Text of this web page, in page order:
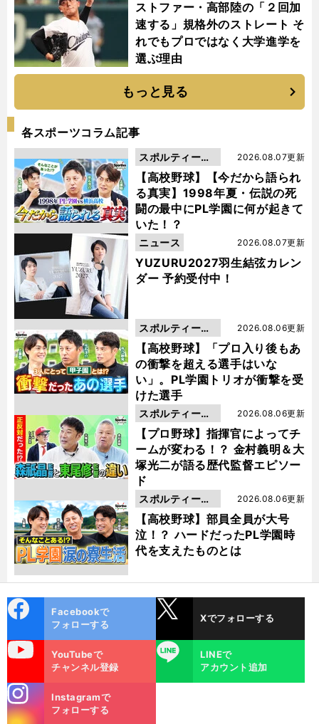
ストファー・高部陸の「２回加
速する」規格外のストレート そ
れでもプロではなく大学進学を
選ぶ理由
もっと見る
各スポーツコラム記事
【高校野球】【今だから語られ
る真実】1998年夏・伝説の死
闘の最中にPL学園に何が起きて
いた！？
2026.08.07更新
スポルティーバ
動画
YUZURU2027羽生結弦カレン
ダー 予約受付中！
2026.08.07更新
ニュース
【高校野球】「プロ入り後もあ
の衝撃を超える選手はいな
い」。PL学園トリオが衝撃を受
けた選手
2026.08.06更新
スポルティーバ
動画
【プロ野球】指揮官によってチ
ームが変わる！？ 金村義明＆大
塚光二が語る歴代監督エピソー
ド
2026.08.06更新
スポルティーバ
動画
【高校野球】部員全員が大号
泣！？ ハードだったPL学園時
代を支えたものとは
2026.08.06更新
スポルティーバ
動画
ok
Facebookで
フォローする
Xでフォローする
YouTubeで
チャンネル登録
LINE
LINEで
アカウント追加
m
Instagramで
フォローする